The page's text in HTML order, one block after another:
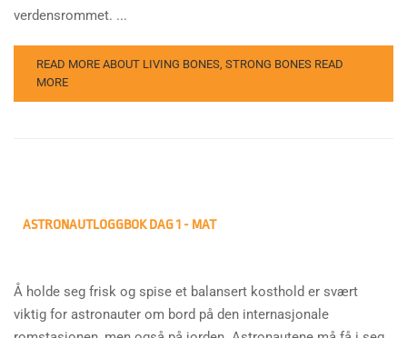
verdensrommet. ...
READ MORE ABOUT LIVING BONES, STRONG BONES READ
MORE
ASTRONAUTLOGGBOK DAG 1 - MAT
Å holde seg frisk og spise et balansert kosthold er svært
viktig for astronauter om bord på den internasjonale